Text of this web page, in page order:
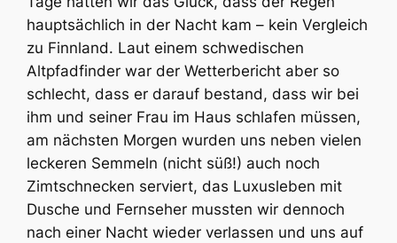
hauptsächlich in der Nacht kam – kein Vergleich
zu Finnland. Laut einem schwedischen
Altpfadfinder war der Wetterbericht aber so
schlecht, dass er darauf bestand, dass wir bei
ihm und seiner Frau im Haus schlafen müssen,
am nächsten Morgen wurden uns neben vielen
leckeren Semmeln (nicht süß!) auch noch
Zimtschnecken serviert, das Luxusleben mit
Dusche und Fernseher mussten wir dennoch
nach einer Nacht wieder verlassen und uns auf